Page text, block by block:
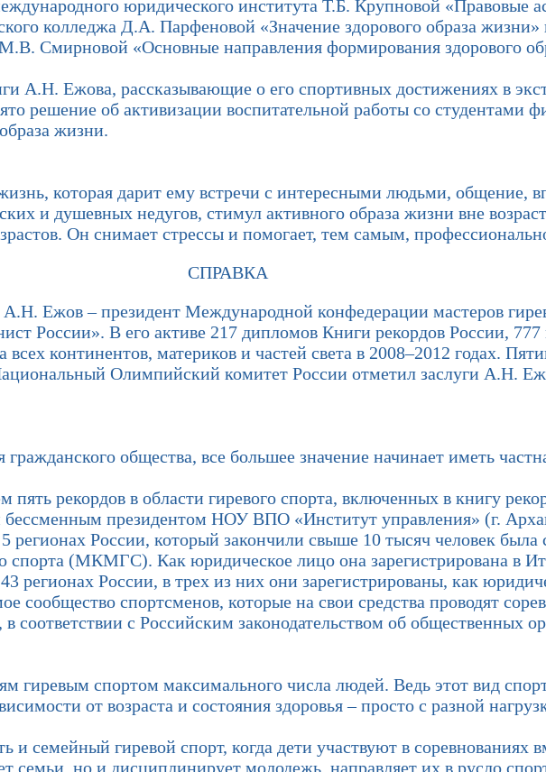
юридического института Т.Б. Крупновой «Правовые
колледжа Д.А. Парфеновой «Значение здорового образа
Смирновой «Основные направления формирования здорового
Ежова, рассказывающие о его спортивных достижениях в
решение об активизации воспитательной работы со студентами
жизни.
которая дарит ему встречи с интересными людьми, общение,
и душевных недугов, стимул активного образа жизни вне
Он снимает стрессы и помогает, тем самым,
СПРАВКА
Ежов – президент Международной конфедерации мастеров
России». В его активе 217 дипломов Книги рекордов России,
континентов, материков и частей света в 2008–2012 годах.
Олимпийский комитет России отметил заслуги А.Н.
общества, все большее значение начинает иметь
рекордов в области гиревого спорта, включенных в книгу
президентом НОУ ВПО «Институт управления» (г.
России, который закончили свыше 10 тысяч человек была
спорта (МКМГС). Как юридическое лицо она зарегистрирована в
регионах России, в трех из них они зарегистрированы, как
сообщество спортсменов, которые на свои средства проводят
с Российским законодательством об общественных
спортом максимального числа людей. Ведь этот вид
от возраста и состояния здоровья – просто с разной
семейный гиревой спорт, когда дети участвуют в соревнованиях
семьи, но и дисциплинирует молодежь, направляет их в русло